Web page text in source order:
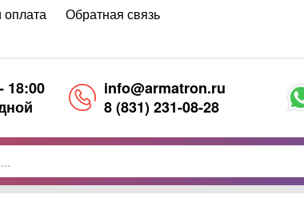
оплата
Обратная связь
18:00
info@armatron.ru
8 (831) 231-08-28